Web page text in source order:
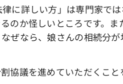
に詳しい方」は専門家で
のか怪しいところです。
ぜなら、娘さんの相続分
協議を進めていただくこと